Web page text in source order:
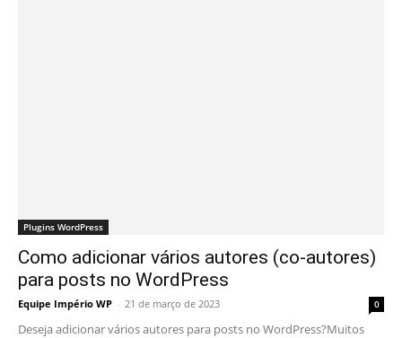
Plugins WordPress
Como adicionar vários autores (co-autores)
para posts no WordPress
Equipe Império WP - 21 de março de 2023 0
Deseja adicionar vários autores para posts no WordPress?Muitos